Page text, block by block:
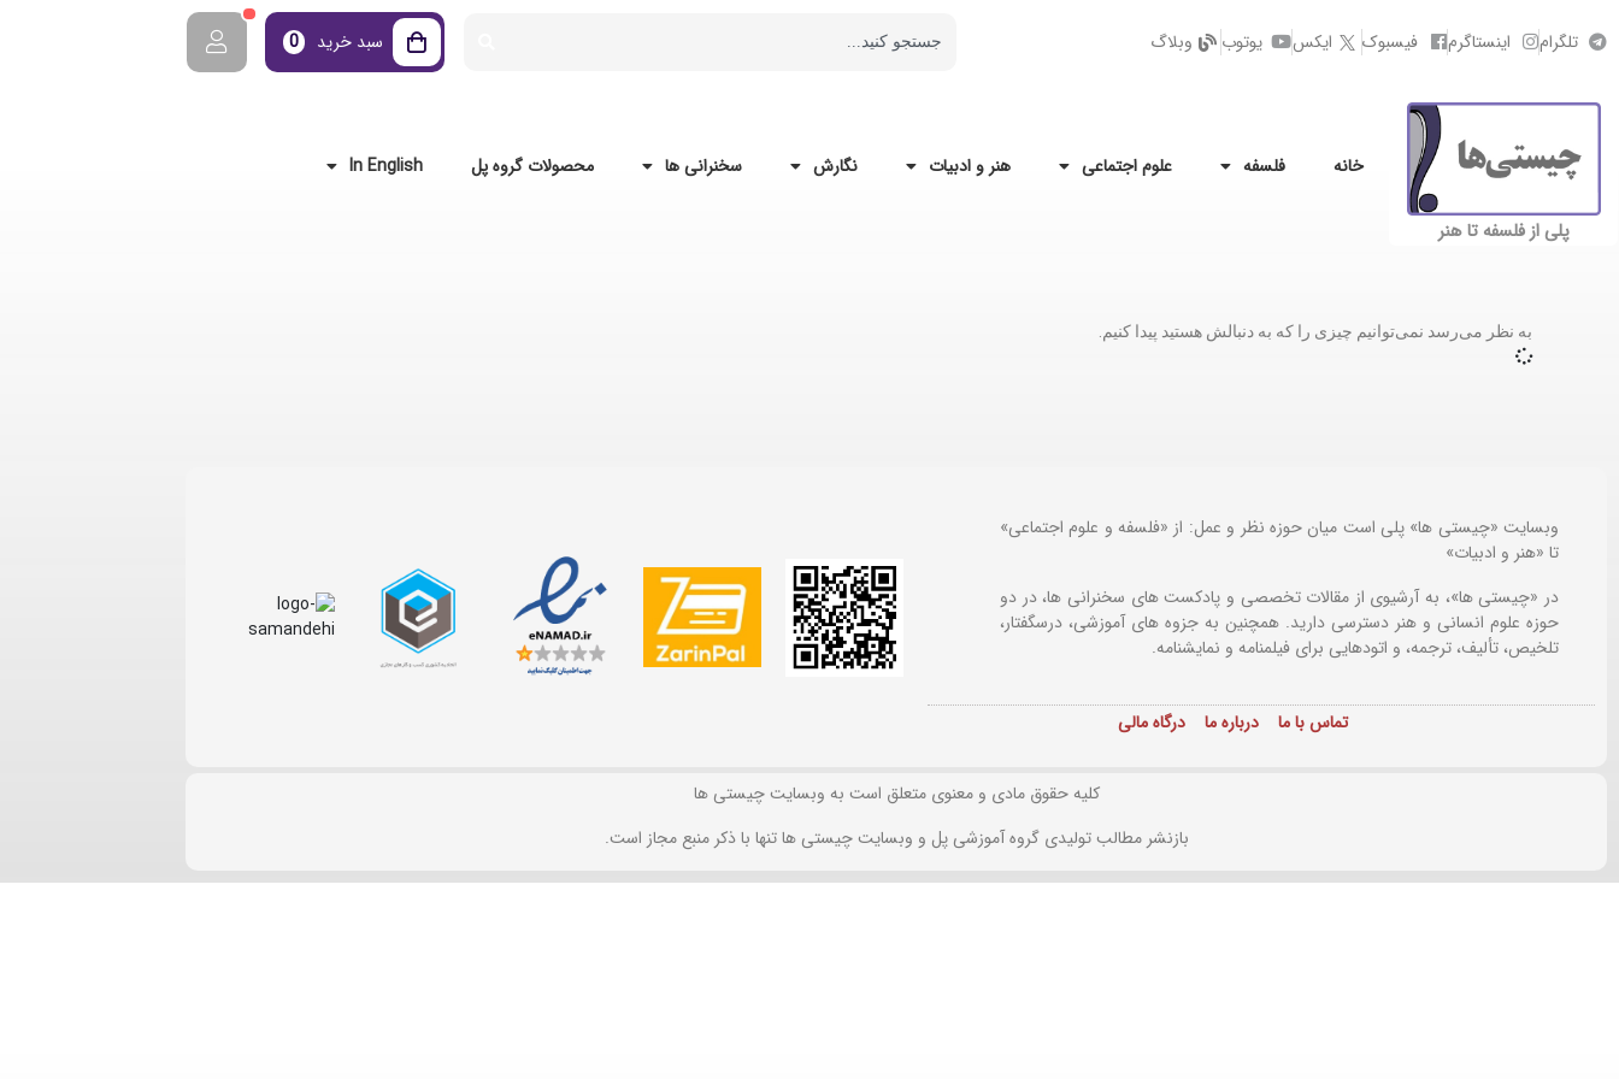
تلگرام اینستاگرم فیسبوک ایکس یوتوب وبلاگ سبد خرید 0
پلی از فلسفه تا هنر
خانه فلسفه علوم اجتماعی هنر و ادبیات نگارش سخنرانی ها محصولات گروه پل In English
به نظر می‌رسد نمی‌توانیم چیزی را که به دنبالش هستید پیدا کنیم.
وبسایت «چیستی ها» پلی است میان حوزه نظر و عمل: از «فلسفه و علوم اجتماعی»
تا «هنر و ادبیات»
در «چیستی ها»، به آرشیوی از مقالات تخصصی و پادکست های سخنرانی ها، در دو
حوزه علوم انسانی و هنر دسترسی دارید. همچنین به جزوه های آموزشی، درسگفتار،
تلخیص، تألیف، ترجمه، و اتودهایی برای فیلمنامه و نمایشنامه.
تماس با ما درباره ما درگاه مالی
کلیه حقوق مادی و معنوی متعلق است به وبسایت چیستی ها
بازنشر مطالب تولیدی گروه آموزشی پل و وبسایت چیستی ها تنها با ذکر منبع مجاز است.